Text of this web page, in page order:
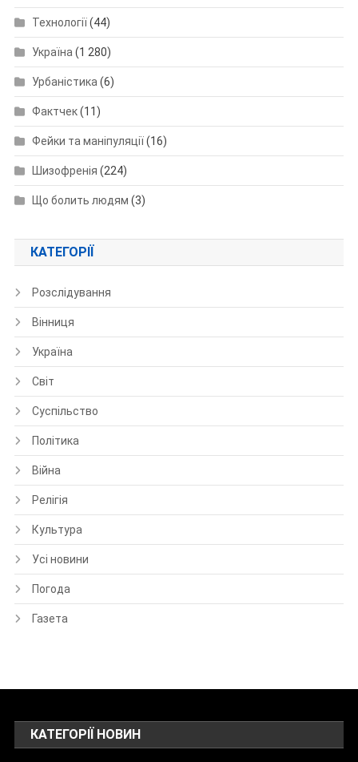
Технології(44)
Україна (1 280)
Урбаністика (6)
Фактчек(11)
Фейки та маніпуляції(16)
Шизофренія (224)
Що болить людям (3)
КАТЕГОРІЇ
Розслідування
Вінниця
Україна
Світ
Суспільство
Політика
Війна
Релігія
Культура
Усі новини
Погода
Газета
КАТЕГОРІЇ НОВИН